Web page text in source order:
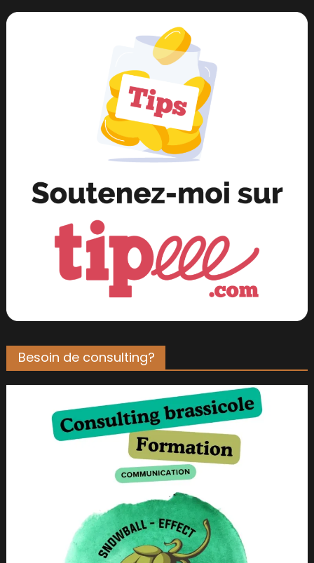
Besoin de consulting?